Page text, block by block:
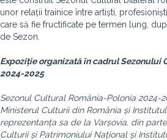
unor relații trainice între artiști,
care să fie fructificate pe termen lung,
de Sezon.
Expoziție organizată în cadrul Sezonului
2024-2025
Sezonul Cultural România-Polonia 2024-
Ministerul Culturii din România și
reprezentanța sa de la Varșovia, din
Culturii și Patrimoniului Național și